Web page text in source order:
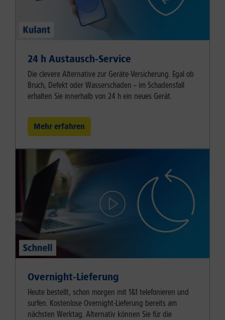
24 h Austausch-Service
Die clevere Alternative zur Geräte-Versicherung. Egal ob
Bruch, Defekt oder Wasserschaden – im Schadensfall
erhalten Sie innerhalb von 24 h ein neues Gerät.
Mehr erfahren
Overnight-Lieferung
Heute bestellt, schon morgen mit 1&1 telefonieren und
surfen. Kostenlose Overnight-Lieferung bereits am
nächsten Werktag. Alternativ können Sie für die